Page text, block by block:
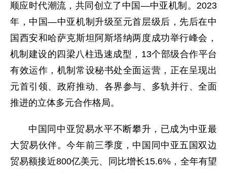
顺应时代潮流，共同创立了中国—中亚机制。2023
年，中国—中亚机制升级至元首层级后，先后在中
国西安和哈萨克斯坦阿斯塔纳两度成功举行峰会，
机制建设的四梁八柱迅速成型，13个部级合作平台
有效运作，机制常设秘书处全面运营，正在呈现出
元首引领、政府推动、各界参与、多轨并行、全面
推进的立体多元合作格局。
中国同中亚贸易水平不断攀升，已成为中亚最
大贸易伙伴。今年前三季度，中国同中亚五国双边
贸易额接近800亿美元、同比增长15.6%，全年有望